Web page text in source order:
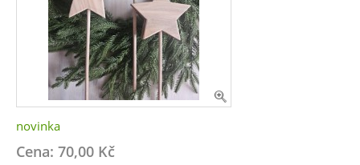
novinka
Cena: 70,00 Kč